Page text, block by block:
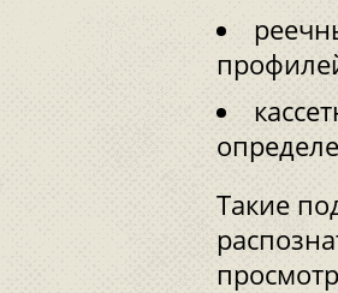
Такие